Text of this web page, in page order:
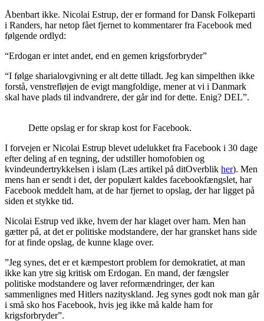
Åbenbart ikke. Nicolai Estrup, der er formand for Dansk Folkeparti
i Randers, har netop fået fjernet to kommentarer fra Facebook med
følgende ordlyd:
“Erdogan er intet andet, end en gemen krigsforbryder”
“I følge sharialovgivning er alt dette tilladt. Jeg kan simpelthen ikke
forstå, venstrefløjen de evigt mangfoldige, mener at vi i Danmark
skal have plads til indvandrere, der går ind for dette. Enig? DEL”.
Dette opslag er for skrap kost for Facebook.
I forvejen er Nicolai Estrup blevet udelukket fra Facebook i 30 dage
efter deling af en tegning, der udstiller homofobien og
kvindeundertrykkelsen i islam (Læs artikel på ditOverblik her). Men
mens han er sendt i det, der populært kaldes facebookfængslet, har
Facebook meddelt ham, at de har fjernet to opslag, der har ligget på
siden et stykke tid.
Nicolai Estrup ved ikke, hvem der har klaget over ham. Men han
gætter på, at det er politiske modstandere, der har gransket hans side
for at finde opslag, de kunne klage over.
”Jeg synes, det er et kæmpestort problem for demokratiet, at man
ikke kan ytre sig kritisk om Erdogan. En mand, der fængsler
politiske modstandere og laver reformændringer, der kan
sammenlignes med Hitlers nazityskland. Jeg synes godt nok man går
i små sko hos Facebook, hvis jeg ikke må kalde ham for
krigsforbryder”.